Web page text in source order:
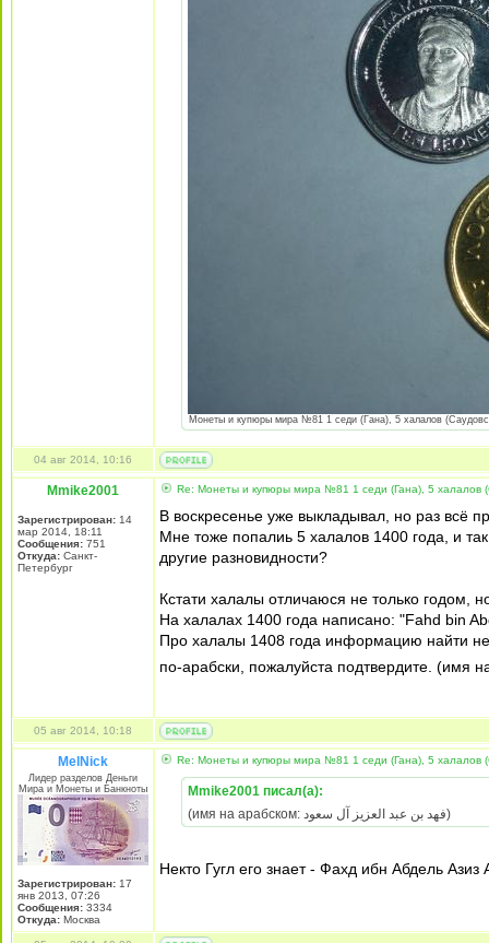
Монеты и купюры мира №81 1 седи (Гана), 5 халалов
04 авг 2014, 10:16
Mmike2001
Зарегистрирован: 14
мар 2014, 18:11
Сообщения: 751
Откуда: Санкт-
Петербург
Re: Монеты и купюры мира №81 1 седи (Гана), 5 халалов
В воскресенье уже выкладывал, но раз всё
Мне тоже попалиь 5 халалов 1400 года, и
другие разновидности?
Кстати халалы отличаюся не только годом,
На халалах 1400 года написано: "Fahd bin
Про халалы 1408 года информацию найти не
по-арабски, пожалуйста подтвердите. (имя
05 авг 2014, 10:18
MelNick
Лидер разделов Деньги
Мира и Монеты и Банкноты
Зарегистрирован: 17
янв 2013, 07:26
Сообщения: 3334
Откуда: Москва
Re: Монеты и купюры мира №81 1 седи (Гана), 5 халалов
Mmike2001 писал(а):
(имя на арабском: فهد بن عبد العزيز آل سعود)
Некто Гугл его знает - Фахд ибн Абдель